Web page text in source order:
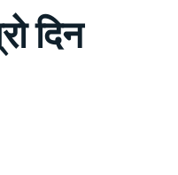
दिन